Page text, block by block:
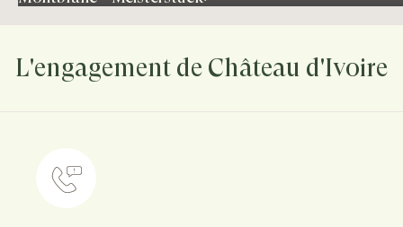
L'engagement de Château d'Ivoire